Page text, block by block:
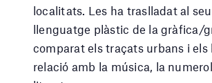
localitats. Les ha traslladat al
llenguatge plàstic de la gràfica/
comparat els traçats urbans i els
relació amb la música, la